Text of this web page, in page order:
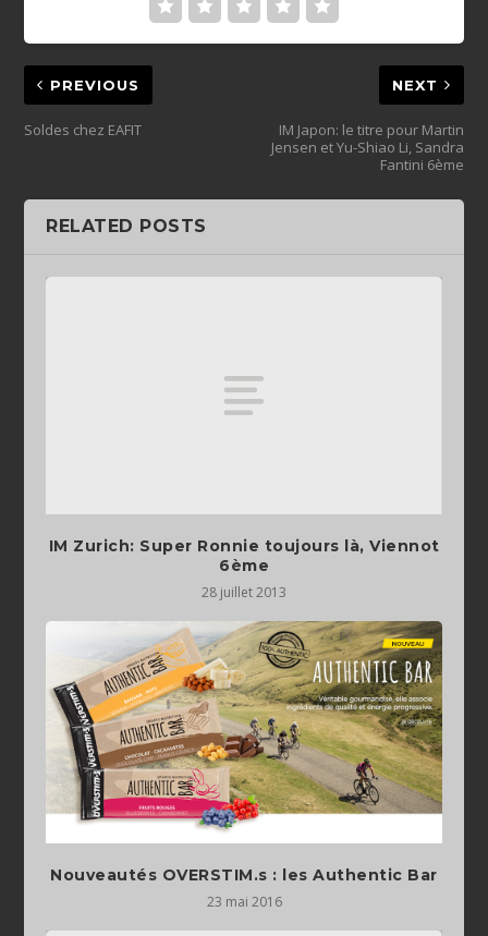
PREVIOUS
Soldes chez EAFIT
NEXT
IM Japon: le titre pour Martin
Jensen et Yu-Shiao Li, Sandra
Fantini 6ème
RELATED POSTS
IM Zurich: Super Ronnie toujours là, Viennot
6ème
28 juillet 2013
23 mai 2016